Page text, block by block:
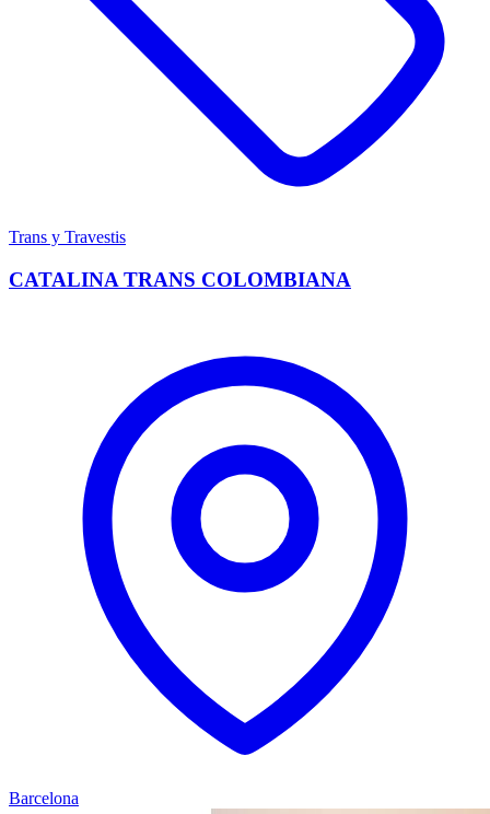
Trans y Travestis
CATALINA TRANS COLOMBIANA
Barcelona